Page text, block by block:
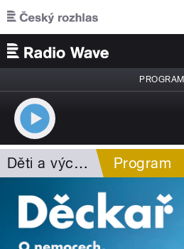
Přejít k hlavnímu obsahu
PROGRAM
Děti a výchova Program